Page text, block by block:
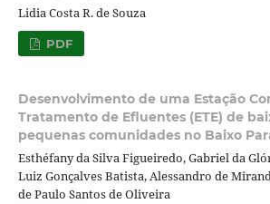
Lidia Costa R. de Souza
PDF
Desenvolvimento de uma Estação
Tratamento de Efluentes (ETE) de
pequenas comunidades no Baixo
Esthéfany da Silva Figueiredo, Gabriel da
Luiz Gonçalves Batista, Alessandro de
de Paulo Santos de Oliveira